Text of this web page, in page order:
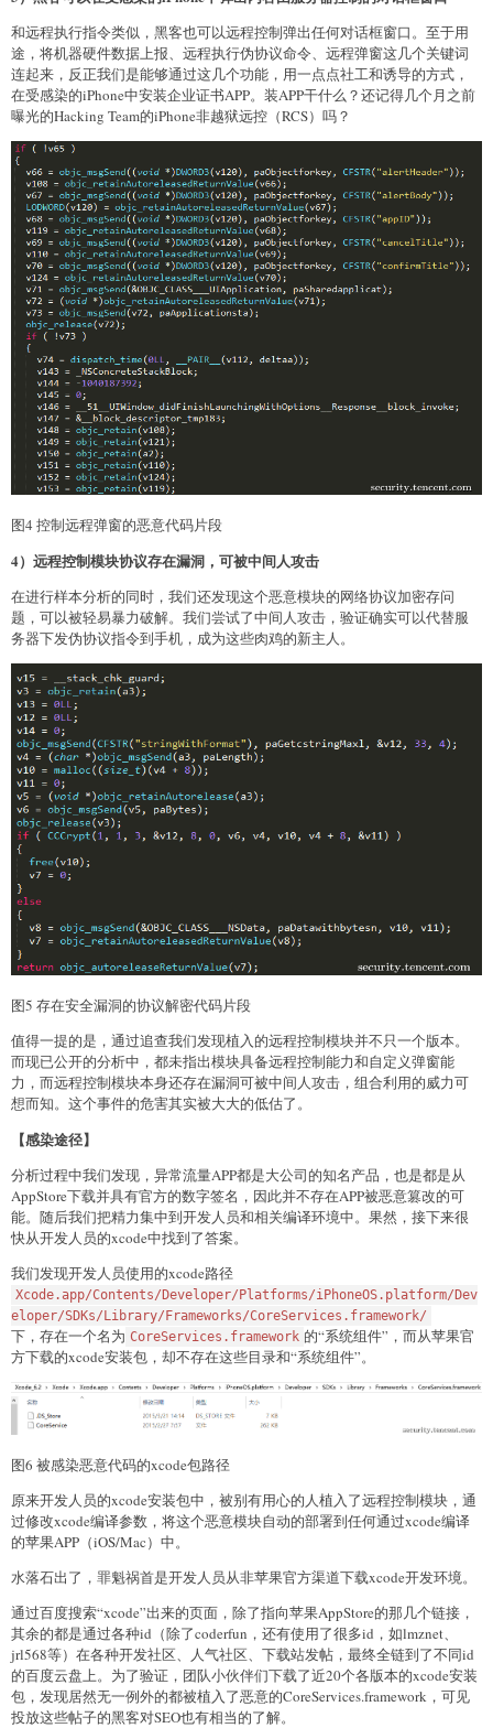
和远程执行指令类似，黑客也可以远程控制弹出任何对话框窗口。至于用
途，将机器硬件数据上报、远程执行伪协议命令、远程弹窗这几个关键词
连起来，反正我们是能够通过这几个功能，用一点点社工和诱导的方式，
在受感染的iPhone中安装企业证书APP。装APP干什么？还记得几个月之前
曝光的Hacking Team的iPhone非越狱远控（RCS）吗？
图4 控制远程弹窗的恶意代码片段
4）远程控制模块协议存在漏洞，可被中间人攻击
在进行样本分析的同时，我们还发现这个恶意模块的网络协议加密存问
题，可以被轻易暴力破解。我们尝试了中间人攻击，验证确实可以代替服
务器下发伪协议指令到手机，成为这些肉鸡的新主人。
图5 存在安全漏洞的协议解密代码片段
值得一提的是，通过追查我们发现植入的远程控制模块并不只一个版本。
而现已公开的分析中，都未指出模块具备远程控制能力和自定义弹窗能
力，而远程控制模块本身还存在漏洞可被中间人攻击，组合利用的威力可
想而知。这个事件的危害其实被大大的低估了。
【感染途径】
分析过程中我们发现，异常流量APP都是大公司的知名产品，也是都是从
AppStore下载并具有官方的数字签名，因此并不存在APP被恶意篡改的可
能。随后我们把精力集中到开发人员和相关编译环境中。果然，接下来很
快从开发人员的xcode中找到了答案。
我们发现开发人员使用的xcode路径
Xcode.app/Contents/Developer/Platforms/iPhoneOS.platform/Dev
eloper/SDKs/Library/Frameworks/CoreServices.framework/
下，存在一个名为 CoreServices.framework 的“系统组件”，而从苹果官
方下载的xcode安装包，却不存在这些目录和“系统组件”。
图6 被感染恶意代码的xcode包路径
原来开发人员的xcode安装包中，被别有用心的人植入了远程控制模块，通
过修改xcode编译参数，将这个恶意模块自动的部署到任何通过xcode编译
的苹果APP（iOS/Mac）中。
水落石出了，罪魁祸首是开发人员从非苹果官方渠道下载xcode开发环境。
通过百度搜索“xcode”出来的页面，除了指向苹果AppStore的那几个链接，
其余的都是通过各种id（除了coderfun，还有使用了很多id，如lmznet、
jrl568等）在各种开发社区、人气社区、下载站发帖，最终全链到了不同id
的百度云盘上。为了验证，团队小伙伴们下载了近20个各版本的xcode安装
包，发现居然无一例外的都被植入了恶意的CoreServices.framework，可见
投放这些帖子的黑客对SEO也有相当的了解。